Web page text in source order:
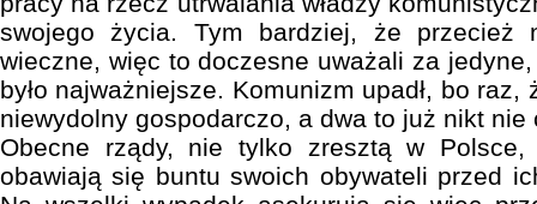
swojego życia. Tym bardziej, że
wieczne, więc to doczesne uważali za
było najważniejsze. Komunizm upadł, bo raz,
niewydolny gospodarczo, a dwa to już nikt nie
Obecne rządy, nie tylko zresztą w Polsce,
obawiają się buntu swoich obywateli przed